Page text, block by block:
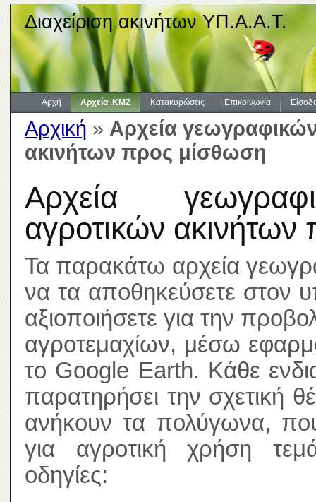
Διαχείριση ακινήτων ΥΠ.Α.Α.Τ.
Αρχή Αρχεία .KMZ Κατακυρώσεις Επικοινωνία
Αρχική » Αρχεία
ακινήτων προς μίσθωση
Αρχεία
αγροτικών
Τα παρακάτω αρχεία
να τα αποθηκεύσετε στον
αξιοποιήσετε για την
αγροτεμαχίων, μέσω
το Google Earth. Κάθε
παρατηρήσει την σχετική
ανήκουν τα πολύγωνα,
για αγροτική χρήση
οδηγίες: